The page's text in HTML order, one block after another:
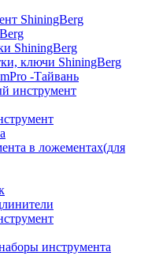
ShiningBerg
ShiningBerg
ключи ShiningBerg
-Тайвань
инструмент
в ложементах(для
инструмента